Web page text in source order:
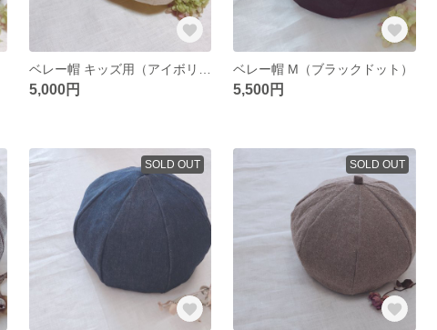
5,000円
ベレー帽 M（ブラックドット）
5,500円
SOLD OUT SOLD OUT